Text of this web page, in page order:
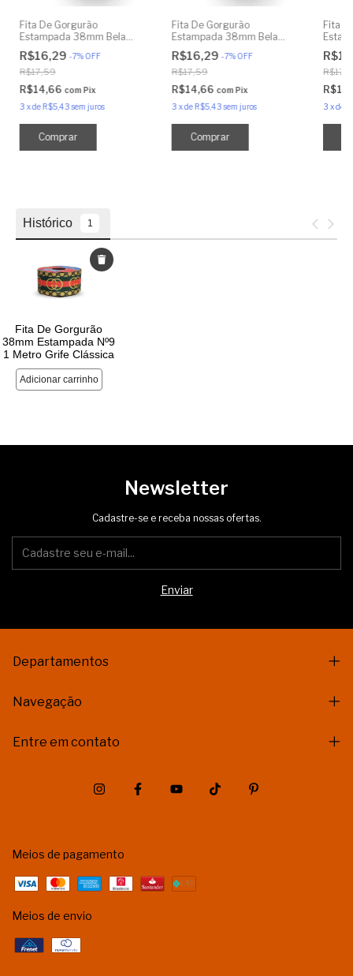
Fita De Gorgurão
Estampada 38mm Bela
Fita Nº9 Grife Branco
R$16,29 -7%OFF
R$17,59
R$14,66 com Pix
3 xdeR$5,43 sem juros
Fita De Gorgurão
Estampada 38mm Bela
Fita Nº9 Grife Famosa
R$16,29 -7%OFF
R$17,59
R$14,66 com Pix
3 xdeR$5,43 sem juros
Fita
Fita
3 xde
Newsletter
Cadastre-se e receba nossas ofertas.
Departamentos
Navegação
Entre em contato
Meios de pagamento
Meios de envio